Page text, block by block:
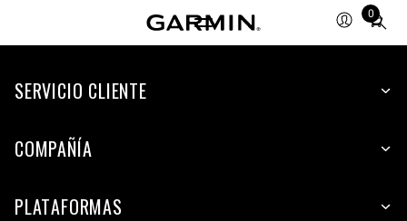
0
Total
items
cart:
SERVICIO CLIENTE
COMPAÑÍA
PLATAFORMAS